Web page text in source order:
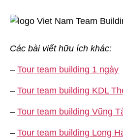
Các bài viết hữu ích khác:
– Tour team building 1 ngày
– Tour team building KDL
– Tour team building Vũng
– Tour team building Long